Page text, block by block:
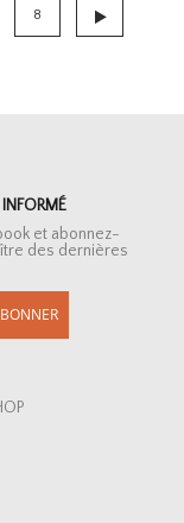
8
et abonnez-
des dernières